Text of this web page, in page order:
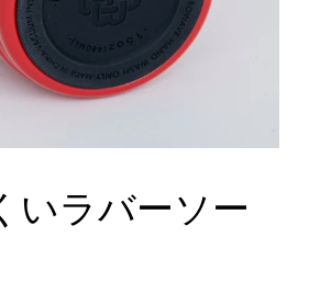
いラバーソー